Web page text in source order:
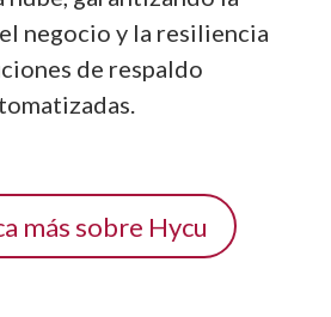
negocio y la resiliencia
de respaldo
más sobre Hycu